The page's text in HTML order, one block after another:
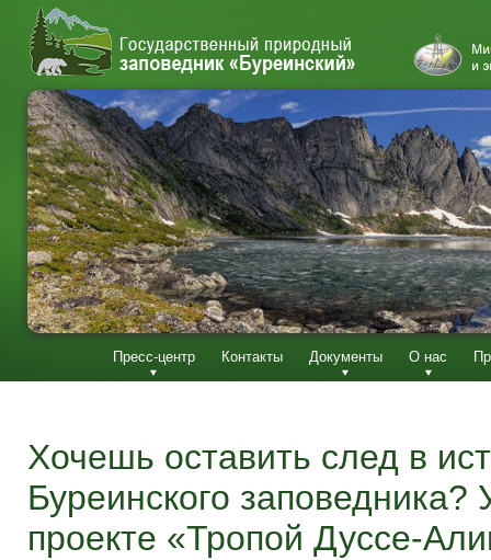
Пресс-центр Контакты Документы О нас
Хочешь оставить след в
Буреинского заповедника?
проекте «Тропой Дуссе-